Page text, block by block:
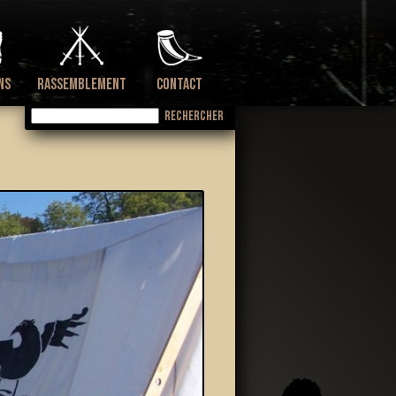
RASSEMBLEMENT
Documents utiles
CONTACT